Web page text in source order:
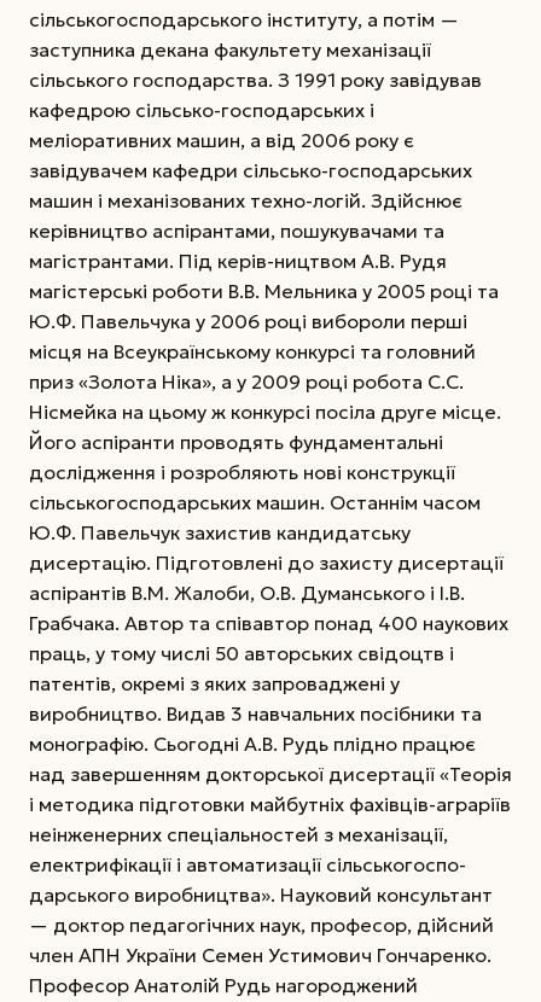
сільськогосподарського інституту, а потім —
заступника декана факультету механізації
сільського господарства. З 1991 року завідував
кафедрою сільсько-господарських і
меліоративних машин, а від 2006 року є
завідувачем кафедри сільсько-господарських
машин і механізованих техно-логій. Здійснює
керівництво аспірантами, пошукувачами та
магістрантами. Під керів-ництвом А.В. Рудя
магістерські роботи В.В. Мельника у 2005 році та
Ю.Ф. Павельчука у 2006 році вибороли перші
місця на Всеукраїнському конкурсі та головний
приз «Золота Ніка», а у 2009 році робота С.С.
Нісмейка на цьому ж конкурсі посіла друге місце.
Його аспіранти проводять фундаментальні
дослідження і розробляють нові конструкції
сільськогосподарських машин. Останнім часом
Ю.Ф. Павельчук захистив кандидатську
дисертацію. Підготовлені до захисту дисертації
аспірантів В.М. Жалоби, О.В. Думанського і І.В.
Грабчака. Автор та співавтор понад 400 наукових
праць, у тому числі 50 авторських свідоцтв і
патентів, окремі з яких запроваджені у
виробництво. Видав 3 навчальних посібники та
монографію. Сьогодні А.В. Рудь плідно працює
над завершенням докторської дисертації «Теорія
і методика підготовки майбутніх фахівців-аграріїв
неінженерних спеціальностей з механізації,
електрифікації і автоматизації сільськогоспо-
дарського виробництва». Науковий консультант
— доктор педагогічних наук, професор, дійсний
член АПН України Семен Устимович Гончаренко.
Професор Анатолій Рудь нагороджений